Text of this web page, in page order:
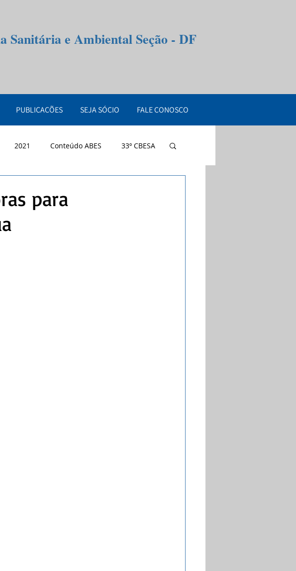
Sanitária e Ambiental Seção - DF
PUBLICAÇÕES SEJA SÓCIO FALE CONOSCO
2021 Conteúdo ABES 33º CBESA
para